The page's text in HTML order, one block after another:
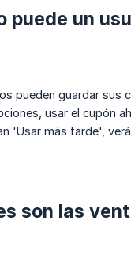
puede un
pueden guardar sus
usar el cupón
'Usar más tarde',
son las